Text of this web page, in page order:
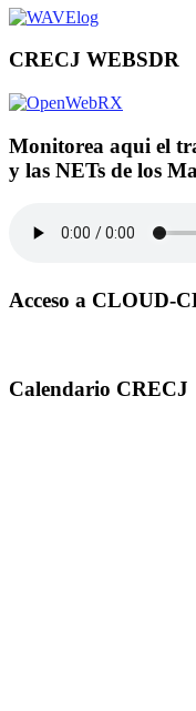
CRECJ WEBSDR
Monitorea aqui el
y las NETs de los
Acceso a CLOUD-
Calendario CRECJ